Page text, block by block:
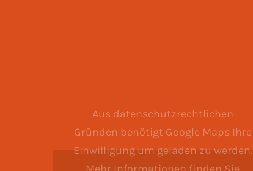
Aus datenschutzrechtlichen
Gründen benötigt Google Maps Ihre
Einwilligung um geladen zu werden.